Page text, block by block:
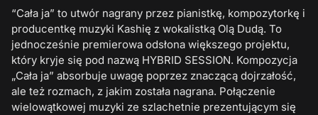
“Cała ja” to utwór nagrany przez pianistkę, kompozytorkę i
producentkę muzyki Kashię z wokalistką Olą Dudą. To
jednocześnie premierowa odsłona większego projektu,
który kryje się pod nazwą HYBRID SESSION. Kompozycja
„Cała ja” absorbuje uwagę poprzez znaczącą dojrzałość,
ale też rozmach, z jakim została nagrana. Połączenie
wielowątkowej muzyki ze szlachetnie prezentującym się